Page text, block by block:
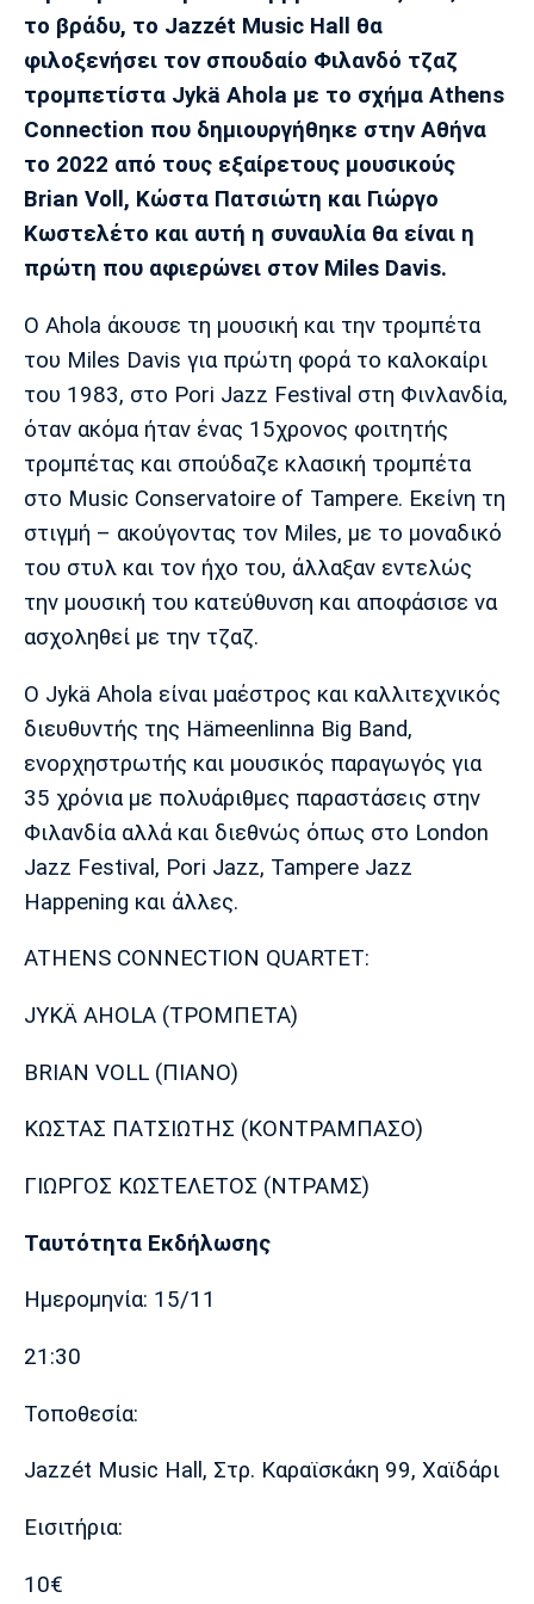
Πολιτισμός
Τραγούδια
Cine Spot
Running
Media
Πρόγραμμα TV
Ιωνικός Κηφισιά Πανσερραϊκός
Μπαρτσελόνα
Ρεάλ
Ατλέτικο
Μάντσεστερ
Γιουνάιτεντ
Τσέλσι Άρσεναλ
Λίβερπουλ
Μάντσεστερ
Σίτι
Γιουβέντους
Ίντερ Μπάγερν
Μπορούσια
Ντόρτμουντ
Παρί Σεν
Ζερμέν
Μονακό
Ερυθρός
Τότεναμ
το βράδυ, το Jazzét Music Hall
θα
φιλοξενήσει τον σπουδαίο Φιλανδό τζαζ
τρομπετίστα Jykä Ahola με το σχήμα Athens
Connection που δημιουργήθηκε στην Αθήνα
το 2022 από τους εξαίρετους μουσικούς
Brian Voll , Κώστα Πατσιώτη και Γιώργο
Κωστελέτο και αυτή η συναυλία θα είναι η
πρώτη που αφιερώνει στον Miles Davis.
O Ahola άκουσε τη μουσική και την τρομπέτα
του Miles Davis για πρώτη φορά το καλοκαίρι
του 1983, στο Pori Jazz Festival στη Φινλανδία,
όταν ακόμα ήταν ένας 15χρονος φοιτητής
τρομπέτας και σπούδαζε κλασική τρομπέτα
στο Music Conservatoire of Tampere. Εκείνη τη
στιγμή – ακούγοντας τον Miles, με το μοναδικό
του στυλ και τον ήχο του, άλλαξαν εντελώς
την μουσική του κατεύθυνση και αποφάσισε να
ασχοληθεί με την τζαζ.
Ο Jykä Ahola είναι μαέστρος και καλλιτεχνικός
διευθυντής της Hämeenlinna Big Band,
ενορχηστρωτής και μουσικός παραγωγός για
35 χρόνια με πολυάριθμες παραστάσεις στην
Φιλανδία αλλά και διεθνώς όπως στο London
Jazz Festival, Pori Jazz, Tampere Jazz
Happening και άλλες.
ATHENS CONNECTION QUARTET:
JYKÄ AHOLA (ΤΡΟΜΠΕΤΑ)
BRIAN VOLL (ΠΙΑΝΟ)
ΚΩΣΤΑΣ ΠΑΤΣΙΩΤΗΣ (ΚΟΝΤΡΑΜΠΑΣΟ)
ΓΙΩΡΓΟΣ ΚΩΣΤΕΛΕΤΟΣ (ΝΤΡΑΜΣ)
Ταυτότητα Εκδήλωσης
Ημερομηνία: 15/11
21:30
Τοποθεσία:
Jazzét Music Hall, Στρ. Καραϊσκάκη 99, Χαϊδάρι
Eισιτήρια:
10€